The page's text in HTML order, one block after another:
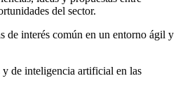
del sector.
de interés común en un entorno ágil y
y de inteligencia artificial en las